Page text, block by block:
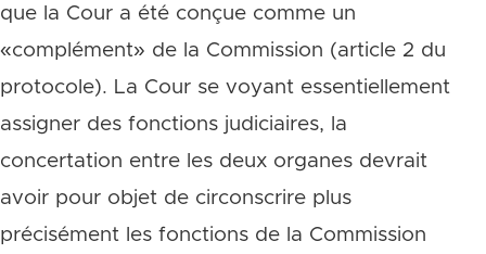
que la Cour a été conçue comme un
«complément» de la Commission (article 2 du
protocole). La Cour se voyant essentiellement
assigner des fonctions judiciaires, la
concertation entre les deux organes devrait
avoir pour objet de circonscrire plus
précisément les fonctions de la Commission